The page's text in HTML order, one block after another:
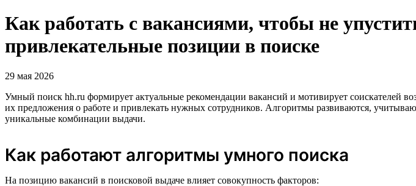
Как работать с вакансиями, чтобы не
привлекательные позиции в поиске
29 мая 2026
Умный поиск hh.ru формирует актуальные рекомендации вакансий и мотивирует соискателей
их предложения о работе и привлекать нужных сотрудников. Алгоритмы развиваются,
уникальные комбинации выдачи.
Как работают алгоритмы умного поиска
На позицию вакансий в поисковой выдаче влияет совокупность факторов: